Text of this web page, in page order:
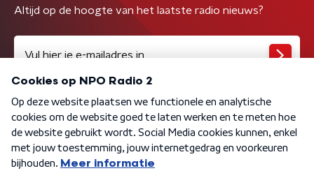
Altijd op de hoogte van het laatste radio nieuws?
Algemene voorwaarden